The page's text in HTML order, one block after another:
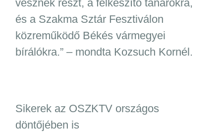
vesznek részt, a felkészítő tanárokra,
és a Szakma Sztár Fesztiválon
közreműködő Békés vármegyei
bírálókra.” – mondta Kozsuch Kornél.
Sikerek az OSZKTV országos
döntőjében is